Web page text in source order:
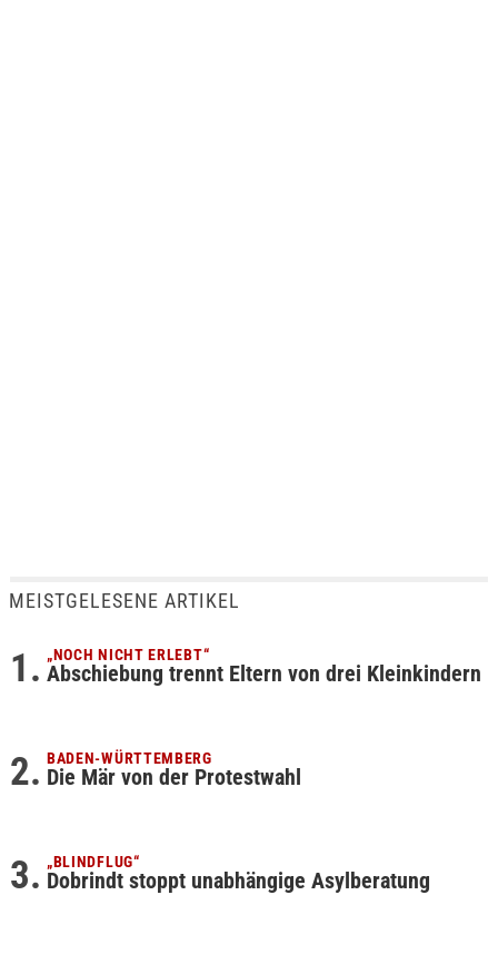
MEISTGELESENE ARTIKEL
„NOCH NICHT ERLEBT“
Abschiebung trennt Eltern von drei Kleinkindern
BADEN-WÜRTTEMBERG
Die Mär von der Protestwahl
„BLINDFLUG“
Dobrindt stoppt unabhängige Asylberatung